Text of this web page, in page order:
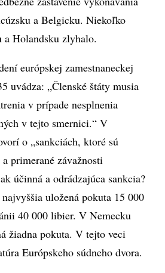
a Belgicku. Niekoľko
a Holandsku zlyhalo.
európskej zamestnaneckej
uvádza: „Členské štáty musia
v prípade nesplnenia
v tejto smernici.“ V
o „sankciách, ktoré sú
primerané závažnosti
účinná a odrádzajúca sankcia?
uložená pokuta 15 000
40 000 libier. V Nemecku
žiadna pokuta. V tejto veci
Európskeho súdneho dvora.